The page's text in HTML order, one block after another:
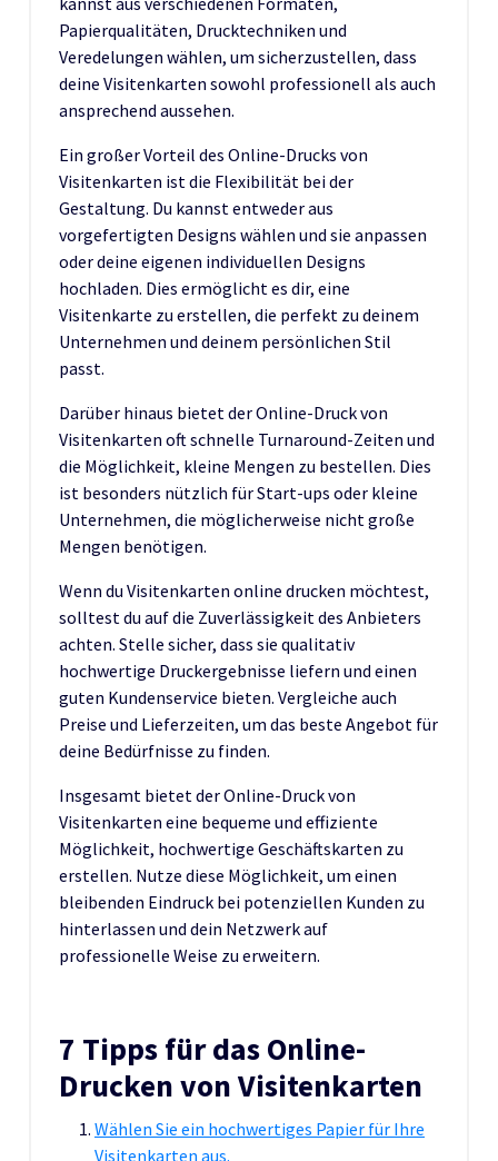
Papierqualitäten, Drucktechniken und
Veredelungen wählen, um sicherzustellen, dass
deine Visitenkarten sowohl professionell als auch
ansprechend aussehen.
Ein großer Vorteil des Online-Drucks von
Visitenkarten ist die Flexibilität bei der
Gestaltung. Du kannst entweder aus
vorgefertigten Designs wählen und sie anpassen
oder deine eigenen individuellen Designs
hochladen. Dies ermöglicht es dir, eine
Visitenkarte zu erstellen, die perfekt zu deinem
Unternehmen und deinem persönlichen Stil
passt.
Darüber hinaus bietet der Online-Druck von
Visitenkarten oft schnelle Turnaround-Zeiten und
die Möglichkeit, kleine Mengen zu bestellen. Dies
ist besonders nützlich für Start-ups oder kleine
Unternehmen, die möglicherweise nicht große
Mengen benötigen.
Wenn du Visitenkarten online drucken möchtest,
solltest du auf die Zuverlässigkeit des Anbieters
achten. Stelle sicher, dass sie qualitativ
hochwertige Druckergebnisse liefern und einen
guten Kundenservice bieten. Vergleiche auch
Preise und Lieferzeiten, um das beste Angebot für
deine Bedürfnisse zu finden.
Insgesamt bietet der Online-Druck von
Visitenkarten eine bequeme und effiziente
Möglichkeit, hochwertige Geschäftskarten zu
erstellen. Nutze diese Möglichkeit, um einen
bleibenden Eindruck bei potenziellen Kunden zu
hinterlassen und dein Netzwerk auf
professionelle Weise zu erweitern.
7 Tipps für das Online-
Drucken von Visitenkarten
Wählen Sie ein hochwertiges Papier für Ihre
Visitenkarten aus.